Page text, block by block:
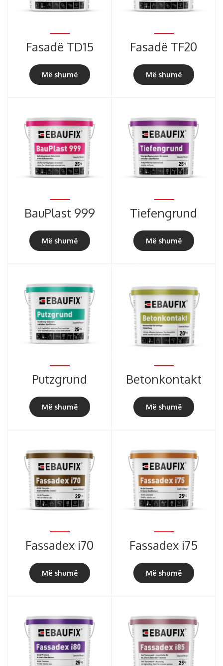
Fasadë TD15
Më shumë
Fasadë TF20
Më shumë
BauPlast 999
Më shumë
Tiefengrund
Më shumë
Putzgrund
Më shumë
Betonkontakt
Më shumë
Fassadex i70
Më shumë
Fassadex i75
Më shumë